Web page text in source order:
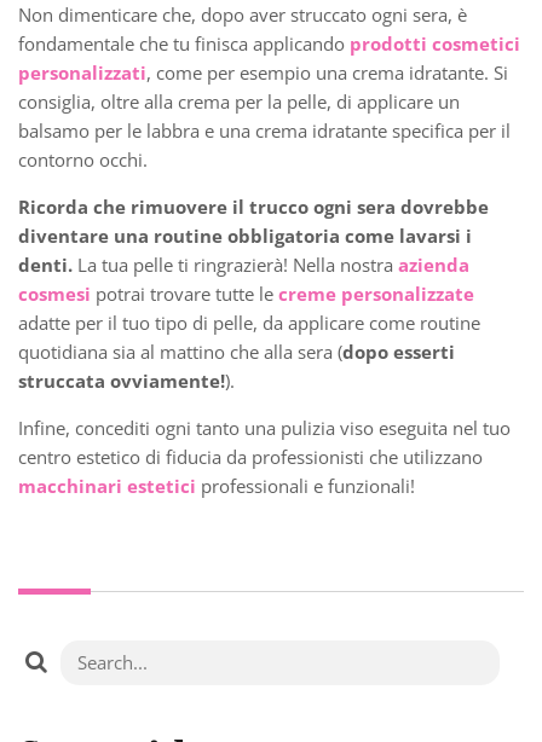
Non dimenticare che, dopo aver struccato ogni sera, è
fondamentale che tu finisca applicando prodotti cosmetici
personalizzati, come per esempio una crema idratante. Si
consiglia, oltre alla crema per la pelle, di applicare un
balsamo per le labbra e una crema idratante specifica per il
contorno occhi.
Ricorda che rimuovere il trucco ogni sera dovrebbe
diventare una routine obbligatoria come lavarsi i
denti. La tua pelle ti ringrazierà! Nella nostra azienda
cosmesi potrai trovare tutte le creme personalizzate
adatte per il tuo tipo di pelle, da applicare come routine
quotidiana sia al mattino che alla sera (dopo esserti
struccata ovviamente!).
Infine, concediti ogni tanto una pulizia viso eseguita nel tuo
centro estetico di fiducia da professionisti che utilizzano
macchinari estetici professionali e funzionali!